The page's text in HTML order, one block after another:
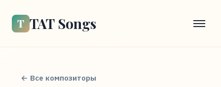
Т TAT Songs
← Все композиторы